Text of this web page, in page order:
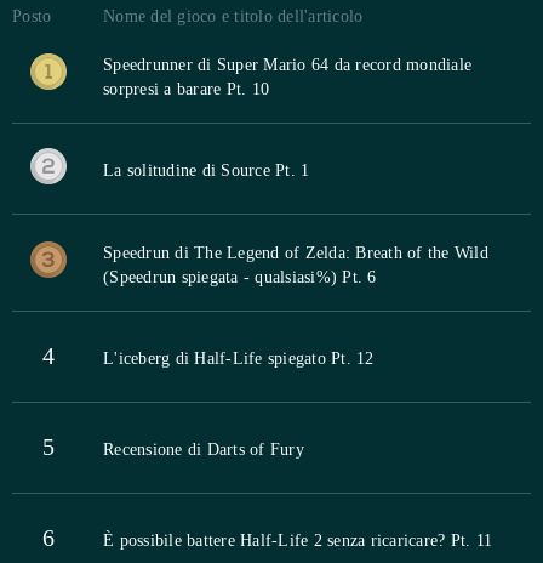
Posto Nome del gioco e titolo dell'articolo
Speedrunner di Super Mario 64 da record mondiale
sorpresi a barare Pt. 10
La solitudine di Source Pt. 1
Speedrun di The Legend of Zelda: Breath of the Wild
(Speedrun spiegata - qualsiasi%) Pt. 6
4 L'iceberg di Half-Life spiegato Pt. 12
5 Recensione di Darts of Fury
6 È possibile battere Half-Life 2 senza ricaricare? Pt. 11